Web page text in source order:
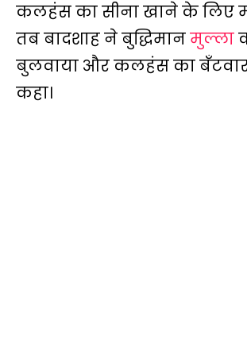
कलहंस का सीना खाने के लिए
तब बादशाह ने बुद्धिमानमुल्ला
बुलवाया और कलहंस का
कहा।